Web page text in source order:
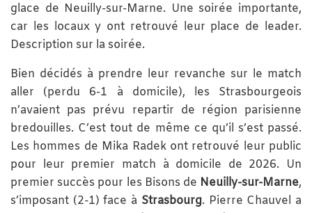
glace de Neuilly-sur-Marne. Une soirée importante,
car les locaux y ont retrouvé leur place de leader.
Description sur la soirée.
Bien décidés à prendre leur revanche sur le match
aller (perdu 6-1 à domicile), les Strasbourgeois
n’avaient pas prévu repartir de région parisienne
bredouilles. C’est tout de même ce qu’il s’est passé.
Les hommes de Mika Radek ont retrouvé leur public
pour leur premier match à domicile de 2026. Un
premier succès pour les Bisons de Neuilly-sur-Marne,
s’imposant (2-1) face à Strasbourg. Pierre Chauvel a